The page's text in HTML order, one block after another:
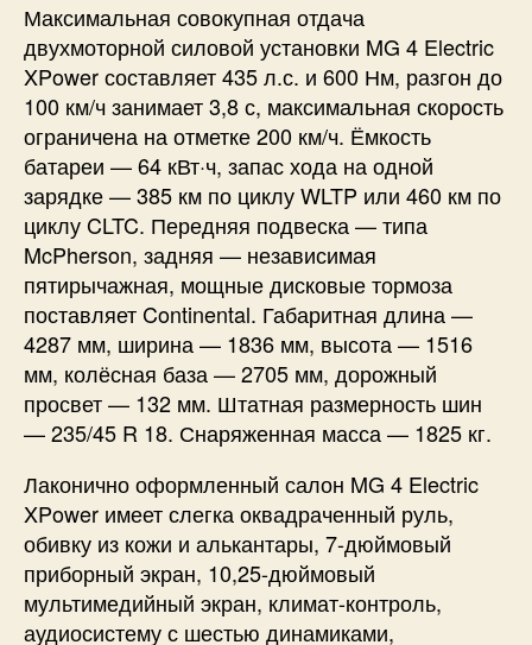
Максимальная совокупная отдача
двухмоторной силовой установки MG 4 Electric
XPower составляет 435 л.с. и 600 Нм, разгон до
100 км/ч занимает 3,8 с, максимальная скорость
ограничена на отметке 200 км/ч. Ёмкость
батареи — 64 кВт·ч, запас хода на одной
зарядке — 385 км по циклу WLTP или 460 км по
циклу CLTC. Передняя подвеска — типа
McPherson, задняя — независимая
пятирычажная, мощные дисковые тормоза
поставляет Continental. Габаритная длина —
4287 мм, ширина — 1836 мм, высота — 1516
мм, колёсная база — 2705 мм, дорожный
просвет — 132 мм. Штатная размерность шин
— 235/45 R 18. Снаряженная масса — 1825 кг.
Лаконично оформленный салон MG 4 Electric
XPower имеет слегка оквадраченный руль,
обивку из кожи и алькантары, 7-дюймовый
приборный экран, 10,25-дюймовый
мультимедийный экран, климат-контроль,
аудиосистему с шестью динамиками,